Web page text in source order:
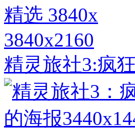
3840x2160
精灵旅社3:疯